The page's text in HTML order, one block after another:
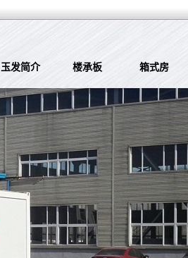
玉发简介 楼承板 箱式房